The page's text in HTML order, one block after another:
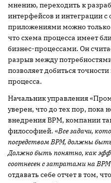
мнению, переходить к
интерфейсов и интеграции
приложениями можно только
что схема процесса имеет
бизнес-процессами. Он
разрыв между
позволяет добиться
процесса.
Начальник управления
уверен, что до тех пор, пока
внедрения BPM, компании
философией. «Все задачи,
посредством BPM, должны
Должно быть понятно, как
соотнесен с затратами на
отдавать себе отчет в том,